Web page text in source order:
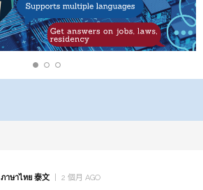
ภาษาไทย 泰文 2 個月 AGO